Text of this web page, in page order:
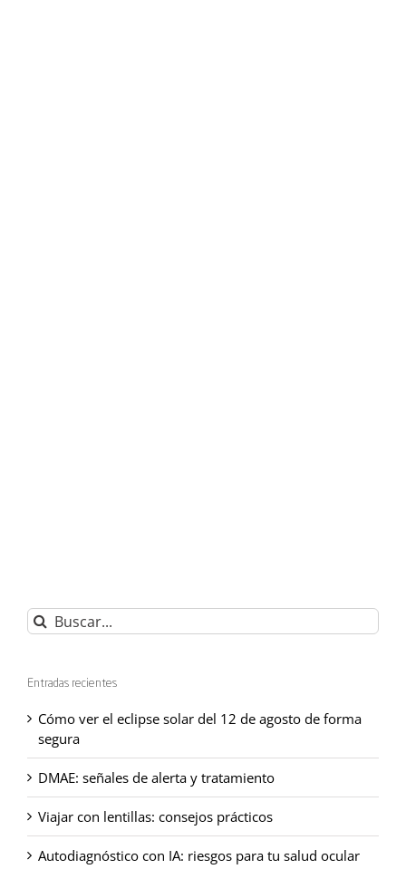
Buscar:
Entradas recientes
Cómo ver el eclipse solar del 12 de agosto de forma
segura
DMAE: señales de alerta y tratamiento
Viajar con lentillas: consejos prácticos
Autodiagnóstico con IA: riesgos para tu salud ocular